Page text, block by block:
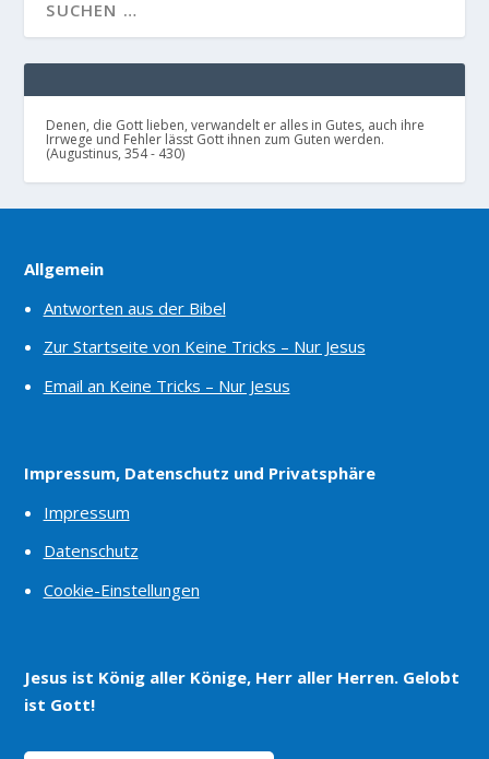
Denen, die Gott lieben, verwandelt er alles in Gutes, auch ihre
Irrwege und Fehler lässt Gott ihnen zum Guten werden.
(Augustinus, 354 - 430)
Allgemein
Antworten aus der Bibel
Zur Startseite von Keine Tricks – Nur Jesus
Email an Keine Tricks – Nur Jesus
Impressum, Datenschutz und Privatsphäre
Impressum
Datenschutz
Cookie-Einstellungen
Jesus ist König aller Könige, Herr aller Herren. Gelobt
ist Gott!